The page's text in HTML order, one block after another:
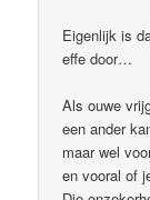
Eigenlijk is
effe door…
Als ouwe
een ander
maar wel
en vooral of